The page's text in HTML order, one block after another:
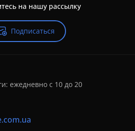
на нашу рассылку
Подписаться
ежедневно с 10 до 20